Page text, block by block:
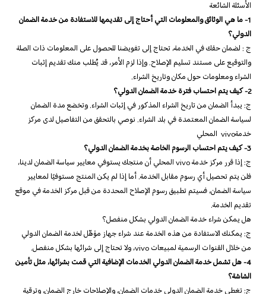
الأسئلة الشائعة
1- ما هي الوثائق والمعلومات التي أحتاج إلى تقديمها للاستفادة من خدمة الضمان
الدولي؟
ج : لضمان حقك في الخدمة، تحتاج إلى تفويضنا للحصول على المعلومات ذات الصلة
والتوقيع على مستند تسليم الإصلاح. وإذا لزم الأمر، قد يُطلب منك تقديم إثبات
الشراء ومعلومات حول مكان وتاريخ الشراء.
2- كيف يتم احتساب فترة خدمة الضمان الدولي؟
ج: يبدأ الضمان من تاريخ الشراء المذكور في إثبات الشراء. وتخضع مدة الضمان
لسياسة الضمان المعتمدة في بلد الشراء. نوصي بالتحقق من التفاصيل لدى مركز
خدمةvivo المحلي
3- كيف يتم احتساب الرسوم الخاصة بخدمة الضمان الدولي؟
ج: إذا قرر مركز خدمة vivo المحلي أن منتجك يستوفي معايير سياسة الضمان لدينا،
فلن يتم تحصيل أي رسوم مقابل الخدمة. أما إذا لم يكن المنتج مستوفيًا لمعايير
سياسة الضمان، فسيتم تطبيق رسوم الإصلاح المحددة من قبل مركز الخدمة في موقع
تقديم الخدمة.
هل يمكن شراء خدمة الضمان الدولي بشكل منفصل؟
ج: يمكنك الاستفادة من هذه الخدمة عند شراء جهاز مؤهّل لخدمة الضمان الدولي
من خلال القنوات الرسمية لمبيعات vivo، ولا تحتاج إلى شرائها بشكل منفصل.
4- هل تشمل خدمة الضمان الدولي الخدمات الإضافية التي قمت بشرائها، مثل تأمين
الشاشة؟